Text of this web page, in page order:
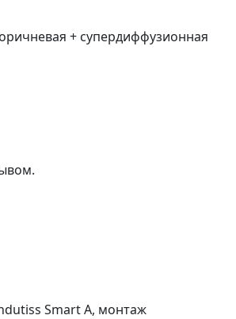
+ супердиффузионная
Smart А, монтаж